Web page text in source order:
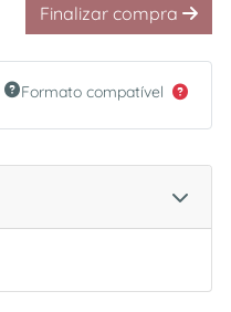
Finalizar compra
Formato compatível